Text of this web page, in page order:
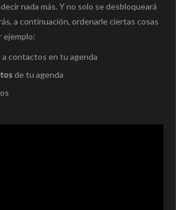
nada más. Y no solo se desbloqueará
a continuación, ordenarle ciertas cosas
ejemplo:
contactos en tu agenda
de tu agenda